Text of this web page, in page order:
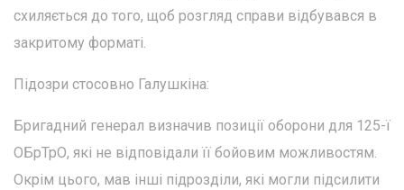
схиляється до того, щоб розгляд справи відбувався в
закритому форматі.
Підозри стосовно Галушкіна:
Бригадний генерал визначив позиції оборони для 125-ї
ОБрТрО, які не відповідали її бойовим можливостям.
Окрім цього, мав інші підрозділи, які могли підсилити